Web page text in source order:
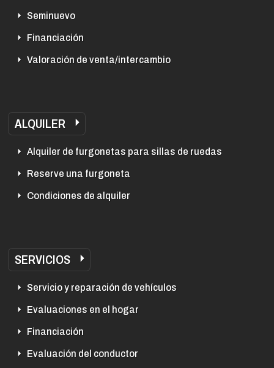
Seminuevo
Financiación
Valoración de venta/intercambio
ALQUILER
Alquiler de furgonetas para sillas de ruedas
Reserve una furgoneta
Condiciones de alquiler
SERVICIOS
Servicio y reparación de vehículos
Evaluaciones en el hogar
Financiación
Evaluación del conductor